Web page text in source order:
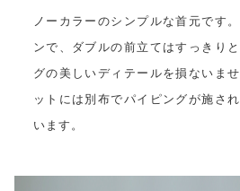
ノーカラーのシンプルな首元です
ンで、ダブルの前立てはすっきり
グの美しいディテールを損ないま
ットには別布でパイピングが施さ
います。